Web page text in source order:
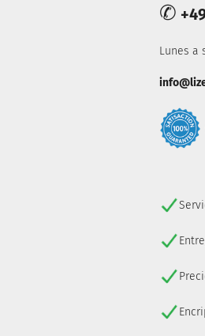
✆
Lunes a